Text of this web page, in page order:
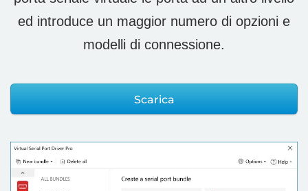
ed introduce un maggior numero di opzioni e
modelli di connessione.
Scarica